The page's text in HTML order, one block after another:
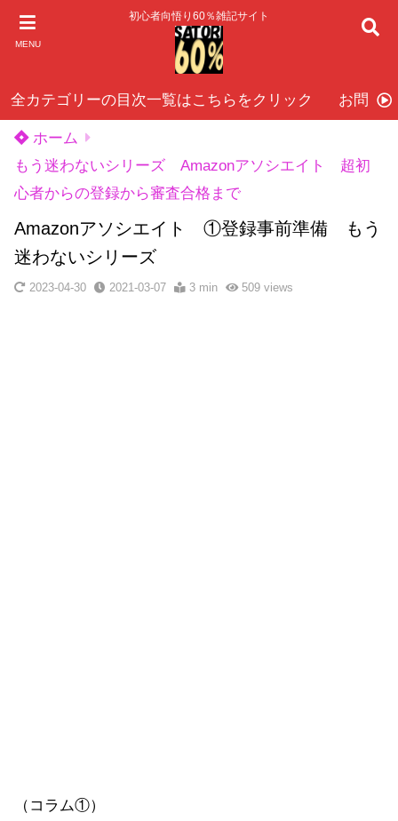
MENU
初心者向悟り60％雑記サイト
全カテゴリーの目次一覧はこちらをクリック お問い
ホーム
もう迷わないシリーズ Amazonアソシエイト 超初
心者からの登録から審査合格まで
Amazonアソシエイト ①登録事前準備 もう
迷わないシリーズ
2023-04-30 2021-03-07 3 min 509views
（コラム①）